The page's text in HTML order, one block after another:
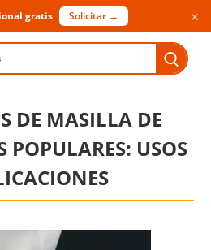
gratis Solicitar → ×
DE MASILLA DE
USOS